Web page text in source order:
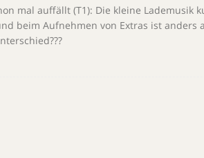
mal auffällt (T1): Die kleine Lademusik
beim Aufnehmen von Extras ist anders